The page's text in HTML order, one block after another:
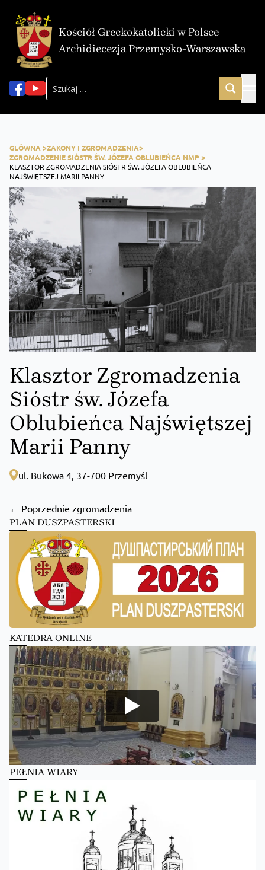
Kościół Greckokatolicki w Polsce
Archidiecezja Przemysko-Warszawska
GLÓWNA >ZAKONY I ZGROMADZENIA>
ZGROMADZENIE SIÓSTR ŚW. JÓZEFA OBLUBIEŃCA NMP >
KLASZTOR ZGROMADZENIA SIÓSTR ŚW. JÓZEFA OBLUBIEŃCA
NAJŚWIĘTSZEJ MARII PANNY
Klasztor Zgromadzenia
Sióstr św. Józefa
Oblubieńca Najświętszej
Marii Panny
ul. Bukowa 4, 37-700 Przemyśl
← Poprzednie zgromadzenia
PLAN DUSZPASTERSKI
KATEDRA ONLINE
PEŁNIA WIARY